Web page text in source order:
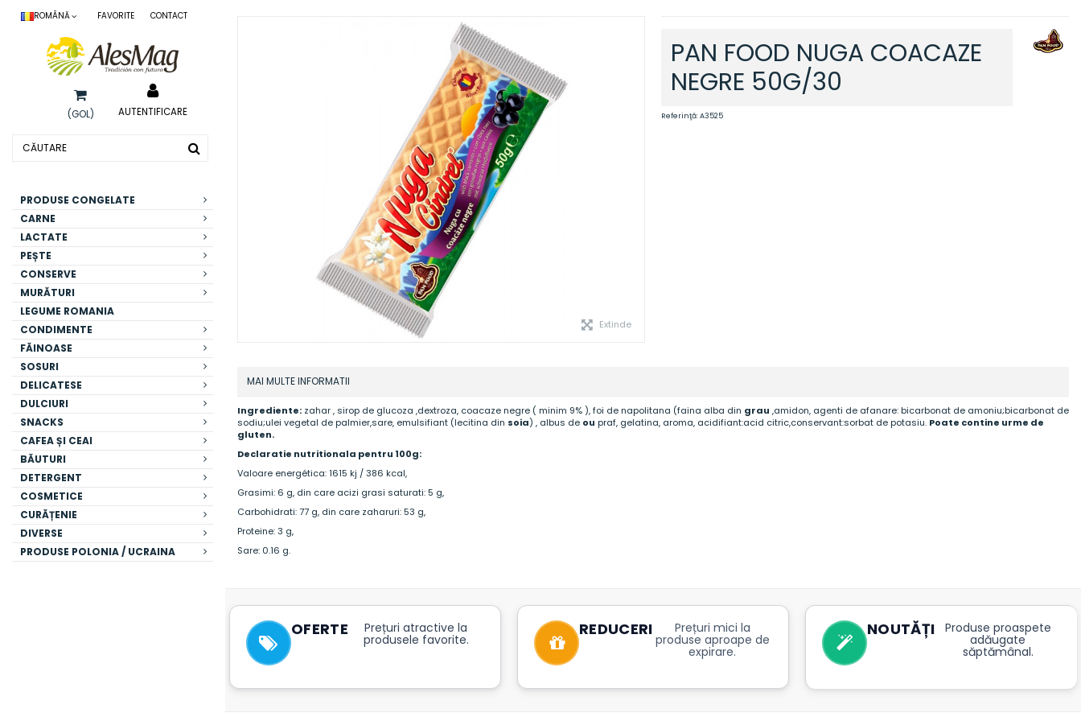
ROMÂNĂ FAVORITE CONTACT
(GOL) AUTENTIFICARE
PRODUSE CONGELATE
CARNE
LACTATE
PEȘTE
CONSERVE
MURĂTURI
LEGUME ROMANIA
CONDIMENTE
FĂINOASE
SOSURI
DELICATESE
DULCIURI
SNACKS
CAFEA ȘI CEAI
BĂUTURI
DETERGENT
COSMETICE
CURĂȚENIE
DIVERSE
PRODUSE POLONIA / UCRAINA
Extinde
PAN FOOD NUGA COACAZE
NEGRE 50G/30
Referinţă:A3525
MAI MULTE INFORMATII
Ingrediente: zahar , sirop de glucoza ,dextroza, coacaze negre ( minim 9% ), foi de napolitana (faina alba din grau ,amidon, agenti de afanare: bicarbonat de amoniu;bicarbonat de
sodiu;ulei vegetal de palmier,sare, emulsifiant (lecitina din soia) , albus de ou praf, gelatina, aroma, acidifiant:acid citric,conservant:sorbat de potasiu. Poate contine urme de
gluten.
Declaratie nutritionala pentru 100g:
Valoare energética: 1615 kj / 386 kcal,
Grasimi: 6 g, din care acizi grasi saturati: 5 g,
Carbohidrati: 77 g, din care zaharuri: 53 g,
Proteine: 3 g,
Sare: 0.16 g.
OFERTE Prețuri atractive la
produsele favorite.
REDUCERI Prețuri mici la
produse aproape de
expirare.
NOUTĂȚI Produse proaspete
adăugate
săptămânal.